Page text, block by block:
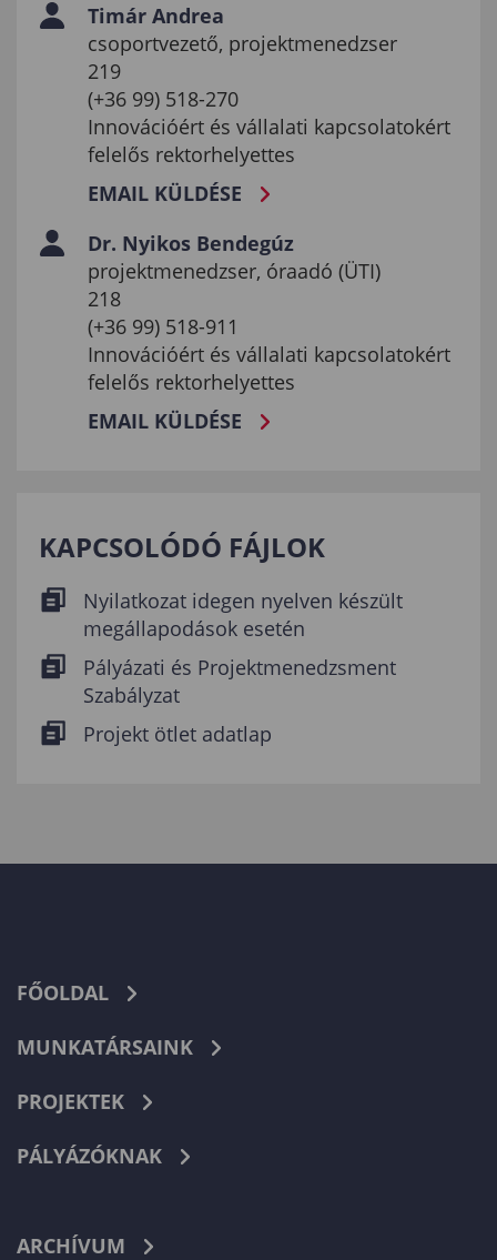
Timár Andrea
csoportvezető, projektmenedzser
219
(+36 99) 518-270
Innovációért és vállalati kapcsolatokért
felelős rektorhelyettes
EMAIL KÜLDÉSE
Dr. Nyikos Bendegúz
projektmenedzser, óraadó (ÜTI)
218
(+36 99) 518-911
Innovációért és vállalati kapcsolatokért
felelős rektorhelyettes
EMAIL KÜLDÉSE
KAPCSOLÓDÓ FÁJLOK
Nyilatkozat idegen nyelven készült
megállapodások esetén
Pályázati és Projektmenedzsment
Szabályzat
Projekt ötlet adatlap
FŐOLDAL
MUNKATÁRSAINK
PROJEKTEK
PÁLYÁZÓKNAK
ARCHÍVUM